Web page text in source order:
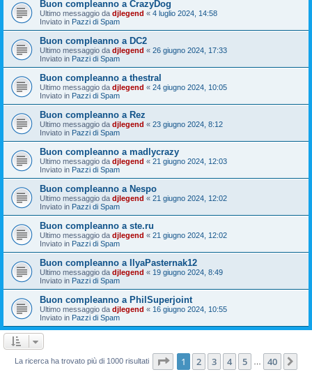
Buon compleanno a CrazyDog
Ultimo messaggio da djlegend « 4 luglio 2024, 14:58
Inviato in Pazzi di Spam
Buon compleanno a DC2
Ultimo messaggio da djlegend « 26 giugno 2024, 17:33
Inviato in Pazzi di Spam
Buon compleanno a thestral
Ultimo messaggio da djlegend « 24 giugno 2024, 10:05
Inviato in Pazzi di Spam
Buon compleanno a Rez
Ultimo messaggio da djlegend « 23 giugno 2024, 8:12
Inviato in Pazzi di Spam
Buon compleanno a madlycrazy
Ultimo messaggio da djlegend « 21 giugno 2024, 12:03
Inviato in Pazzi di Spam
Buon compleanno a Nespo
Ultimo messaggio da djlegend « 21 giugno 2024, 12:02
Inviato in Pazzi di Spam
Buon compleanno a ste.ru
Ultimo messaggio da djlegend « 21 giugno 2024, 12:02
Inviato in Pazzi di Spam
Buon compleanno a IlyaPasternak12
Ultimo messaggio da djlegend « 19 giugno 2024, 8:49
Inviato in Pazzi di Spam
Buon compleanno a PhilSuperjoint
Ultimo messaggio da djlegend « 16 giugno 2024, 10:55
Inviato in Pazzi di Spam
La ricerca ha trovato più di 1000 risultati Pagina di 40
1 2 3 4 5 40